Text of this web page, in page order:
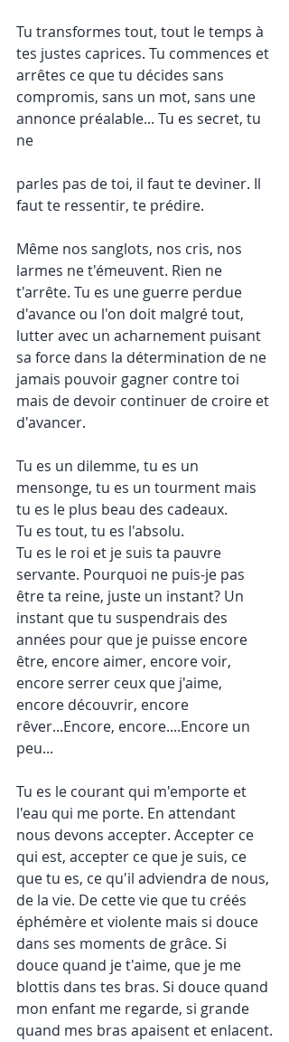
Tu transformes tout, tout le temps à
tes justes caprices. Tu commences et
arrêtes ce que tu décides sans
compromis, sans un mot, sans une
annonce préalable... Tu es secret, tu
ne
parles pas de toi, il faut te deviner. Il
faut te ressentir, te prédire.
Même nos sanglots, nos cris, nos
larmes ne t'émeuvent. Rien ne
t'arrête. Tu es une guerre perdue
d'avance ou l'on doit malgré tout,
lutter avec un acharnement puisant
sa force dans la détermination de ne
jamais pouvoir gagner contre toi
mais de devoir continuer de croire et
d'avancer.
Tu es un dilemme, tu es un
mensonge, tu es un tourment mais
tu es le plus beau des cadeaux.
Tu es tout, tu es l'absolu.
Tu es le roi et je suis ta pauvre
servante. Pourquoi ne puis-je pas
être ta reine, juste un instant? Un
instant que tu suspendrais des
années pour que je puisse encore
être, encore aimer, encore voir,
encore serrer ceux que j'aime,
encore découvrir, encore
rêver...Encore, encore....Encore un
peu...
Tu es le courant qui m'emporte et
l'eau qui me porte. En attendant
nous devons accepter. Accepter ce
qui est, accepter ce que je suis, ce
que tu es, ce qu'il adviendra de nous,
de la vie. De cette vie que tu créés
éphémère et violente mais si douce
dans ses moments de grâce. Si
douce quand je t'aime, que je me
blottis dans tes bras. Si douce quand
mon enfant me regarde, si grande
quand mes bras apaisent et enlacent.